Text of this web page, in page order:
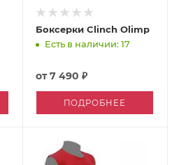
Боксерки Clinch Olimp
Есть в наличии: 17
от7 490 ₽
ПОДРОБНЕЕ